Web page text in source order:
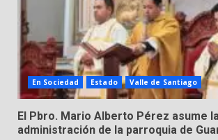
4
Valle de Santiago
José Antonio
Cárdenas, “El Puma”
3 de agosto de 2026
Hombre pierde la vida
tabiquera
En Sociedad Estado Valle de Santiago
El Pbro. Mario Alberto Pérez asume la
administración de la parroquia de